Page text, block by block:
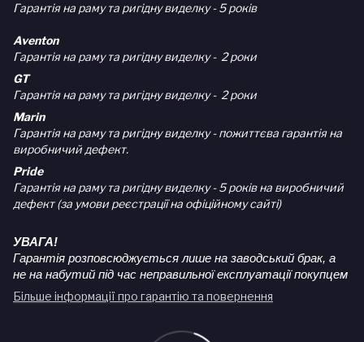
Гарантія на раму та ригідну виделку - 5 років
Aventon
Гарантія на раму та ригідну виделку - 2 роки
GT
Гарантія на раму та ригідну виделку - 2 роки
Marin
Гарантія на раму та ригідну виделку - пожиттєва гарантія на
виробничий дефект.
Pride
Гарантія на раму та ригідну виделку - 5 років на виробничий
дефект (за умови реєстрації на офіційному сайті)
УВАГА!
Гарантія розповсюджується лише на заводський брак, а
не на набутий під час неправильної експлуатації покупцем
Більше інформації про гарантію та повернення